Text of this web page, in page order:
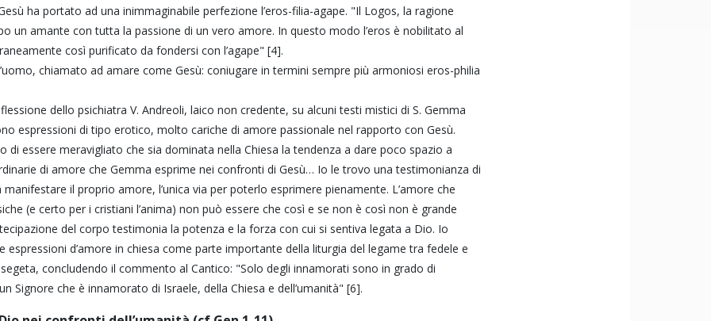
ha portato ad una inimmaginabile perfezione l’eros-filia-agape. "Il Logos, la ragione
un amante con tutta la passione di un vero amore. In questo modo l’eros è nobilitato al
così purificato da fondersi con l’agape" [4].
chiamato ad amare come Gesù: coniugare in termini sempre più armoniosi eros-philia
dello psichiatra V. Andreoli, laico non credente, su alcuni testi mistici di S. Gemma
espressioni di tipo erotico, molto cariche di amore passionale nel rapporto con Gesù.
di essere meravigliato che sia dominata nella Chiesa la tendenza a dare poco spazio a
di amore che Gemma esprime nei confronti di Gesù… Io le trovo una testimonianza di
il proprio amore, l’unica via per poterlo esprimere pienamente. L’amore che
(e certo per i cristiani l’anima) non può essere che così e se non è così non è grande
del corpo testimonia la potenza e la forza con cui si sentiva legata a Dio. Io
espressioni d’amore in chiesa come parte importante della liturgia del legame tra fedele e
concludendo il commento al Cantico: "Solo degli innamorati sono in grado di
Signore che è innamorato di Israele, della Chiesa e dell’umanità" [6].